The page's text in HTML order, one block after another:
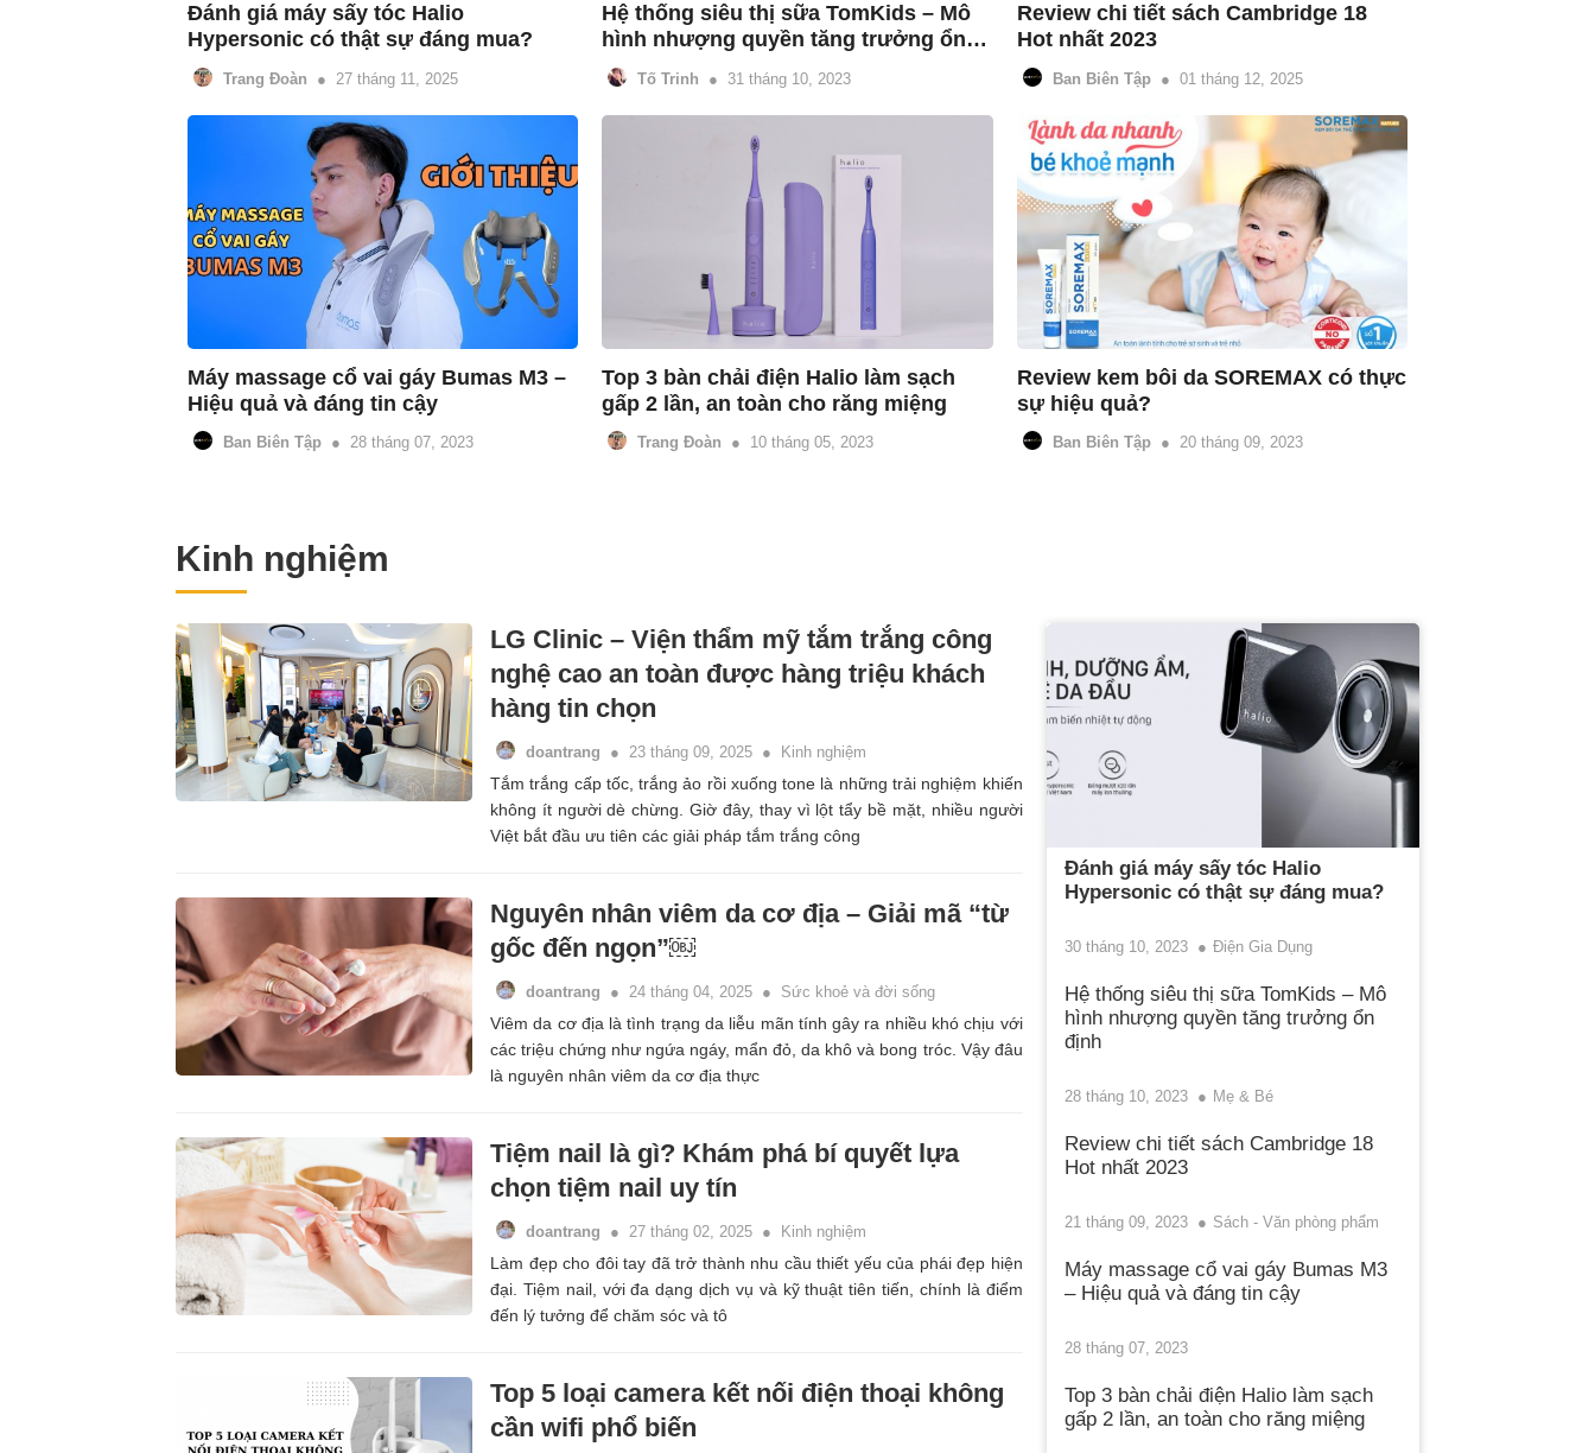
Đánh giá máy sấy tóc Halio
Hypersonic có thật sự đáng mua?
Trang Đoàn 27 tháng 11, 2025
Hệ thống siêu thị sữa TomKids – Mô
hình nhượng quyền tăng trưởng ổn
định
Tố Trinh 31 tháng 10, 2023
Review chi tiết sách Cambridge 18
Hot nhất 2023
Ban Biên Tập 01 tháng 12, 2025
Máy massage cổ vai gáy Bumas M3 –
Hiệu quả và đáng tin cậy
Ban Biên Tập 28 tháng 07, 2023
Top 3 bàn chải điện Halio làm sạch
gấp 2 lần, an toàn cho răng miệng
Trang Đoàn 10 tháng 05, 2023
Review kem bôi da SOREMAX có thực
sự hiệu quả?
Ban Biên Tập 20 tháng 09, 2023
Kinh nghiệm
LG Clinic – Viện thẩm mỹ tắm trắng công
nghệ cao an toàn được hàng triệu khách
hàng tin chọn
doantrang 23 tháng 09, 2025 Kinh nghiệm
Tắm trắng cấp tốc, trắng ảo rồi xuống tone là những trải nghiệm khiến
không ít người dè chừng. Giờ đây, thay vì lột tẩy bề mặt, nhiều người
Việt bắt đầu ưu tiên các giải pháp tắm trắng công
Nguyên nhân viêm da cơ địa – Giải mã “từ
gốc đến ngọn”￼
doantrang 24 tháng 04, 2025 Sức khoẻ và đời sống
Viêm da cơ địa là tình trạng da liễu mãn tính gây ra nhiều khó chịu với
các triệu chứng như ngứa ngáy, mẩn đỏ, da khô và bong tróc. Vậy đâu
là nguyên nhân viêm da cơ địa thực
Tiệm nail là gì? Khám phá bí quyết lựa
chọn tiệm nail uy tín
doantrang 27 tháng 02, 2025 Kinh nghiệm
Làm đẹp cho đôi tay đã trở thành nhu cầu thiết yếu của phái đẹp hiện
đại. Tiệm nail, với đa dạng dịch vụ và kỹ thuật tiên tiến, chính là điểm
đến lý tưởng để chăm sóc và tô
Top 5 loại camera kết nối điện thoại không
cần wifi phổ biến
Đánh giá máy sấy tóc Halio
Hypersonic có thật sự đáng mua?
30 tháng 10, 2023 Điện Gia Dụng
Hệ thống siêu thị sữa TomKids – Mô
hình nhượng quyền tăng trưởng ổn
định
28 tháng 10, 2023 Mẹ & Bé
Review chi tiết sách Cambridge 18
Hot nhất 2023
21 tháng 09, 2023 Sách - Văn phòng phẩm
Máy massage cổ vai gáy Bumas M3
– Hiệu quả và đáng tin cậy
28 tháng 07, 2023
Top 3 bàn chải điện Halio làm sạch
gấp 2 lần, an toàn cho răng miệng